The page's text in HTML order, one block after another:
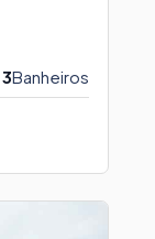
3Banheiros